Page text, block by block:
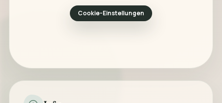
Cookie-Einstellungen